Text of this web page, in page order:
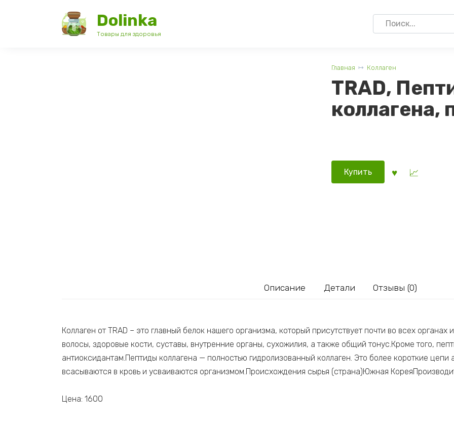
Dolinka
Товары для здоровья
Search
for:
Главная Коллаген
TRAD,
коллагена,
Купить
Описание Детали Отзывы (0)
Коллаген от TRAD – это главный белок нашего организма, который присутствует почти во всех органах
волосы, здоровые кости, суставы, внутренние органы, сухожилия, а также общий тонус.Кроме того,
антиоксидантам.Пептиды коллагена — полностью гидролизованный коллаген. Это более короткие цепи
всасываются в кровь и усваиваются организмом.Происхождения сырья (страна)Южная
Цена: 1600